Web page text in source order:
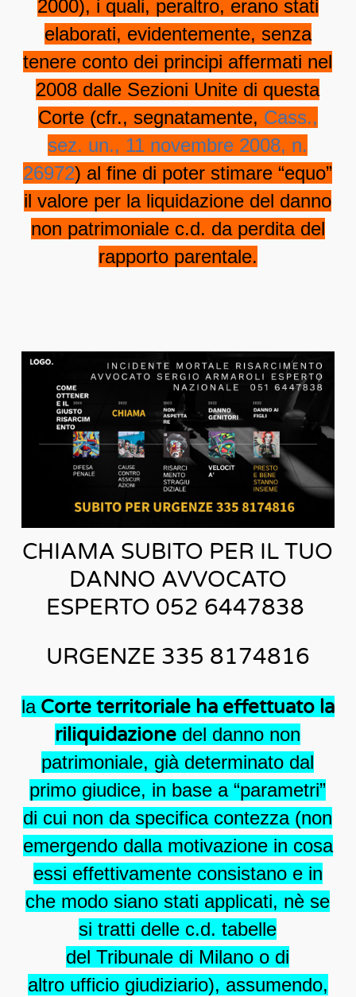
2000), i quali, peraltro, erano stati
elaborati, evidentemente, senza
tenere conto dei principi affermati nel
2008 dalle Sezioni Unite di questa
Corte (cfr., segnatamente, Cass.,
sez. un., 11 novembre 2008, n.
26972) al fine di poter stimare “equo”
il valore per la liquidazione del danno
non patrimoniale c.d. da perdita del
rapporto parentale.
CHIAMA SUBITO PER IL TUO
DANNO AVVOCATO
ESPERTO 052 6447838
URGENZE 335 8174816
laCorte territoriale ha effettuato la
riliquidazione del danno non
patrimoniale, già determinato dal
primo giudice, in base a “parametri”
di cui non da specifica contezza (non
emergendo dalla motivazione in cosa
essi effettivamente consistano e in
che modo siano stati applicati, nè se
si tratti delle c.d. tabelle
del Tribunale di Milano o di
altro ufficio giudiziario), assumendo,